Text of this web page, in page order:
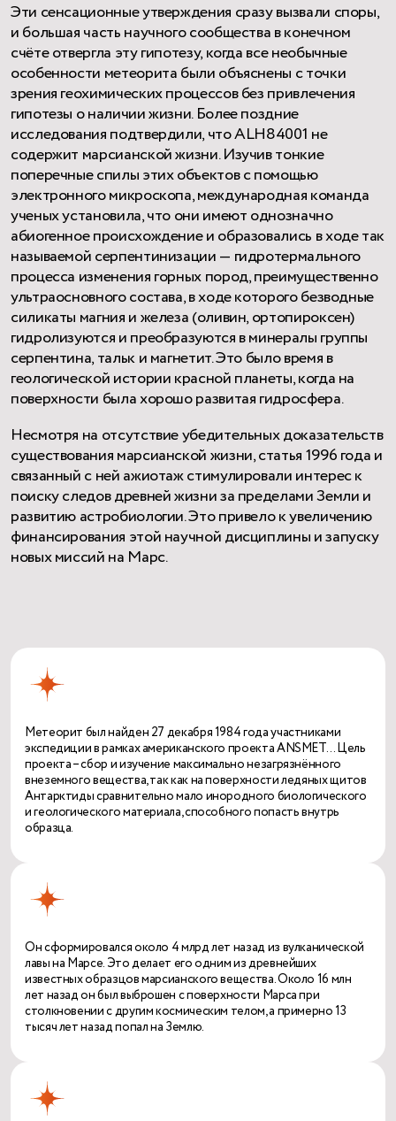
Эти сенсационные утверждения сразу вызвали споры,
и большая часть научного сообщества в конечном
счёте отвергла эту гипотезу, когда все необычные
особенности метеорита были объяснены с точки
зрения геохимических процессов без привлечения
гипотезы о наличии жизни. Более поздние
исследования подтвердили, что ALH84001 не
содержит марсианской жизни. Изучив тонкие
поперечные спилы этих объектов с помощью
электронного микроскопа, международная команда
ученых установила, что они имеют однозначно
абиогенное происхождение и образовались в ходе так
называемой серпентинизации — гидротермального
процесса изменения горных пород, преимущественно
ультраосновного состава, в ходе которого безводные
силикаты магния и железа (оливин, ортопироксен)
гидролизуются и преобразуются в минералы группы
серпентина, тальк и магнетит. Это было время в
геологической истории красной планеты, когда на
поверхности была хорошо развитая гидросфера.
Несмотря на отсутствие убедительных доказательств
существования марсианской жизни, статья 1996 года и
связанный с ней ажиотаж стимулировали интерес к
поиску следов древней жизни за пределами Земли и
развитию астробиологии. Это привело к увеличению
финансирования этой научной дисциплины и запуску
новых миссий на Марс.
Метеорит был найден 27 декабря 1984 года участниками
экспедиции в рамках американского проекта ANSMET… Цель
проекта – сбор и изучение максимально незагрязнённого
внеземного вещества, так как на поверхности ледяных щитов
Антарктиды сравнительно мало инородного биологического
и геологического материала, способного попасть внутрь
образца.
Он сформировался около 4 млрд лет назад из вулканической
лавы на Марсе. Это делает его одним из древнейших
известных образцов марсианского вещества. Около 16 млн
лет назад он был выброшен с поверхности Марса при
столкновении с другим космическим телом, а примерно 13
тысяч лет назад попал на Землю.